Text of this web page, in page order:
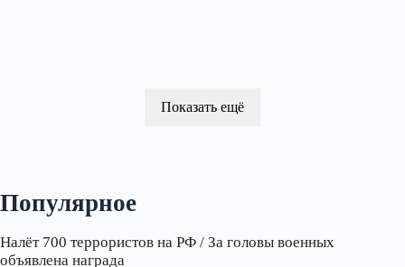
Показать ещё
Популярное
Налёт 700 террористов на РФ / За головы военных
объявлена награда